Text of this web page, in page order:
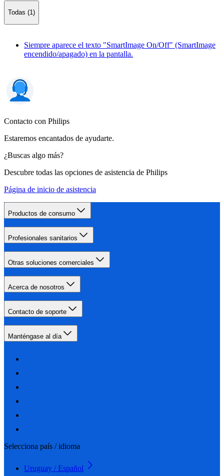
Todas (1)
Siempre aparece el texto "SmartImage On/Off" (SmartImage
encendido/apagado) en la pantalla.
Contacto con Philips
Estaremos encantados de ayudarte.
¿Buscas algo más?
Descubre todas las opciones de asistencia de Philips
Página de inicio de asistencia
Productos de consumo
Profesionales sanitarios
Otras soluciones comerciales
Acerca de nosotros
Contacto de soporte
Manténgase al día
Selecciona país / idioma
Uruguay / Español